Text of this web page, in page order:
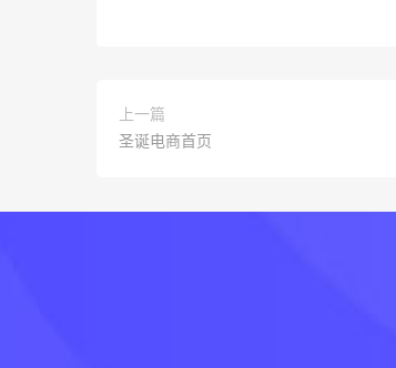
上一篇
圣诞电商首页